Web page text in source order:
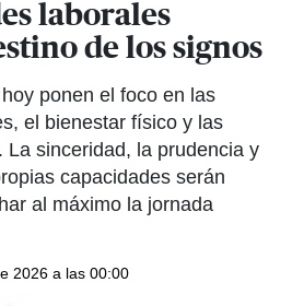
laborales
de los signos
ponen el foco en las
el bienestar físico y las
La sinceridad, la prudencia y
capacidades serán
al máximo la jornada
2026 a las 00:00